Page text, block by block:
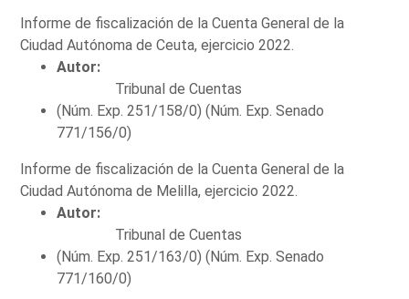
Informe de fiscalización de la Cuenta General de la
Ciudad Autónoma de Ceuta, ejercicio 2022.
Autor:
Tribunal de Cuentas
(Núm. Exp. 251/158/0) (Núm. Exp. Senado
771/156/0)
Informe de fiscalización de la Cuenta General de la
Ciudad Autónoma de Melilla, ejercicio 2022.
Autor:
Tribunal de Cuentas
(Núm. Exp. 251/163/0) (Núm. Exp. Senado
771/160/0)